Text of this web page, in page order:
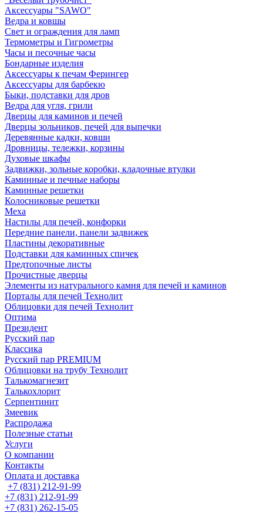
Аксессуары "SAWO"
Ведра и ковшы
Свет и ограждения для ламп
Термометры и Гигрометры
Часы и песочные часы
Бондарные изделия
Аксессуары к печам Ферингер
Аксессуары для барбекю
Быки, подставки для дров
Ведра для угля, грили
Дверцы для каминов и печей
Дверцы зольников, печей для выпечки
Деревянные кадки, ковши
Дровницы, тележки, корзины
Духовые шкафы
Задвижки, зольные коробки, кладочные втулки
Каминные и печные наборы
Каминные решетки
Колосниковые решетки
Меха
Настилы для печей, конфорки
Передние панели, панели задвижек
Пластины декоративные
Подставки для каминных спичек
Предтопочные листы
Прочистные дверцы
Элементы из натурального камня для печей и каминов
Порталы для печей Технолит
Облицовки для печей Технолит
Оптима
Президент
Русский пар
Классика
Русский пар PREMIUM
Облицовки на трубу Технолит
Талькомагнезит
Талькохлорит
Серпентинит
Змеевик
Распродажа
Полезные статьи
Услуги
О компании
Контакты
Оплата и доставка
+7 (831) 212-91-99
+7 (831) 212-91-99
+7 (831) 262-15-05